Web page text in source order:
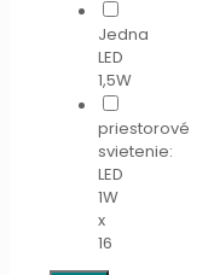
Jedna
LED
1,5W
priestorové
svietenie:
LED
1W
x
16